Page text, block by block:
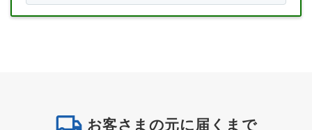
お客さまの元に届くまで